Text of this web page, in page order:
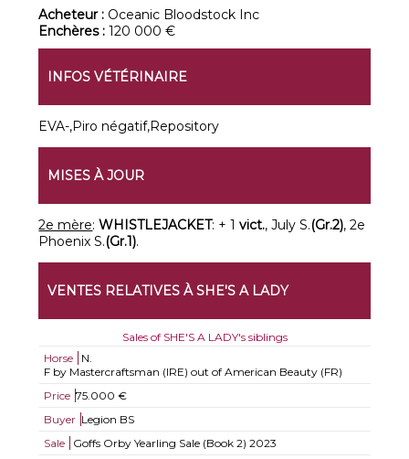
Acheteur : Oceanic Bloodstock Inc
Enchères :120 000 €
INFOS VÉTÉRINAIRE
EVA-,Piro négatif,Repository
MISES À JOUR
2e mère:WHISTLEJACKET: + 1vict., July S.(Gr.2), 2e
Phoenix S.(Gr.1).
VENTES RELATIVES À SHE'S A LADY
Sales of SHE'S A LADY's siblings
Horse
N.
F by Mastercraftsman (IRE) out of American Beauty (FR)
Price 75.000 €
Buyer Legion BS
Sale
Goffs Orby Yearling Sale (Book 2) 2023